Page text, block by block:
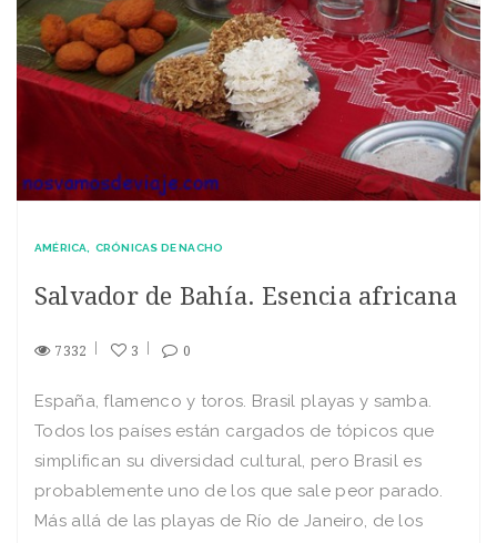
AMÉRICA CRÓNICAS DE NACHO
Salvador de Bahía. Esencia africana
7332 3 0
España, flamenco y toros. Brasil playas y samba.
Todos los países están cargados de tópicos que
simplifican su diversidad cultural, pero Brasil es
probablemente uno de los que sale peor parado.
Más allá de las playas de Río de Janeiro, de los